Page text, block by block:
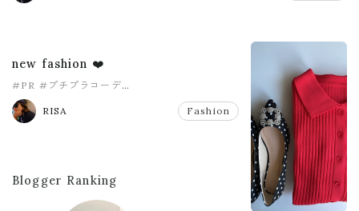
new fashion ❤️
#PR #プチプラコーデ
#プチプラファッション
#ママコーデ
#ママファッション
RISA Fashion
Blogger Ranking